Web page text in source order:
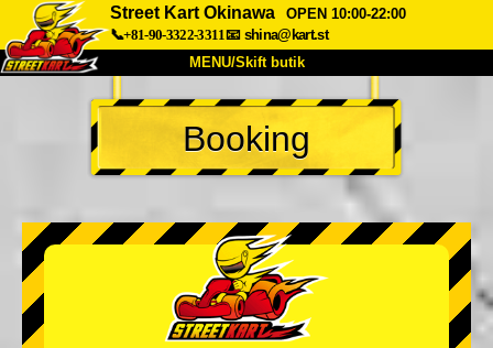
Street Kart Okinawa
OPEN 10:00-22:00
📞+81-90-3322-3311📧 shina@kart.st
MENU/Skift butik
TOP
Om Specifikationer Pris
Virksomhed Booking
Skift butik
Tokyo Shinagawa Tokyo Akihabara#1
Tokyo Akihabara#2
Booking